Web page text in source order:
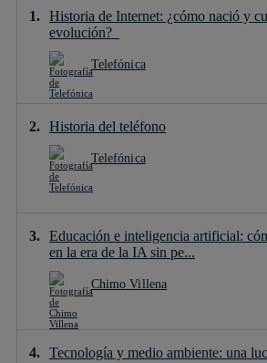
Historia de Internet: ¿cómo nació y
evolución?
Telefónica
Historia del teléfono
Telefónica
Educación e inteligencia artificial:
en la era de la IA sin pe...
Chimo Villena
Tecnología y medio ambiente: una